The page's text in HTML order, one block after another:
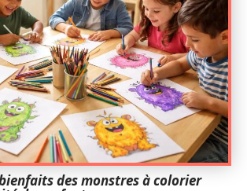
des monstres à colorier